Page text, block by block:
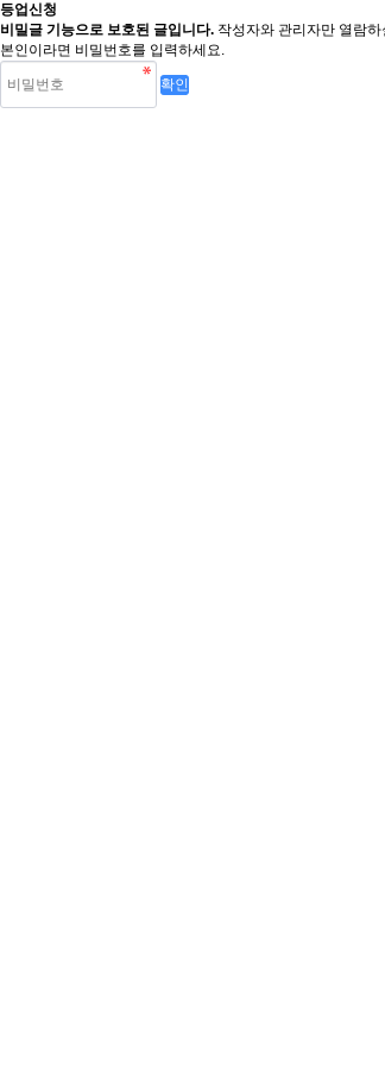
등업신청
비밀글 기능으로 보호된 글입니다. 작성자와 관리자만 열람
본인이라면 비밀번호를 입력하세요.